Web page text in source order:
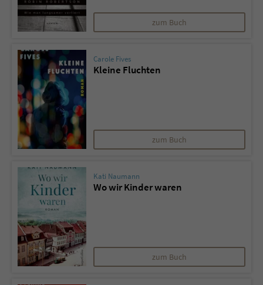
zum Buch
Carole Fives
Kleine Fluchten
zum Buch
Kati Naumann
Wo wir Kinder waren
zum Buch